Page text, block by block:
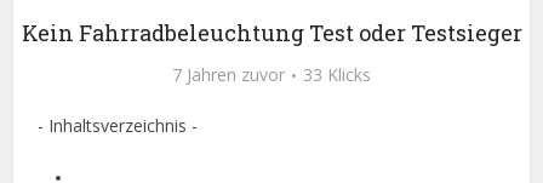
Kein Fahrradbeleuchtung Test oder Testsieger
7 Jahren zuvor 33 Klicks
- Inhaltsverzeichnis -